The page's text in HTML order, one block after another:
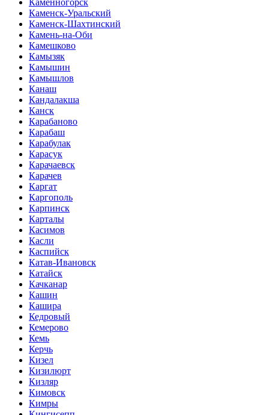
Каменск-Уральский
Каменск-Шахтинский
Камень-на-Оби
Камешково
Камызяк
Камышин
Камышлов
Канаш
Кандалакша
Канск
Карабаново
Карабаш
Карабулак
Карасук
Карачаевск
Карачев
Каргат
Каргополь
Карпинск
Карталы
Касимов
Касли
Каспийск
Катав-Ивановск
Катайск
Качканар
Кашин
Кашира
Кедровый
Кемерово
Кемь
Керчь
Кизел
Кизилюрт
Кизляр
Кимовск
Кимры